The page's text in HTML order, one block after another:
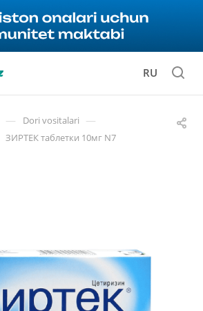
RU
— Dori vositalari —
ЗИРТЕК таблетки 10мг N7